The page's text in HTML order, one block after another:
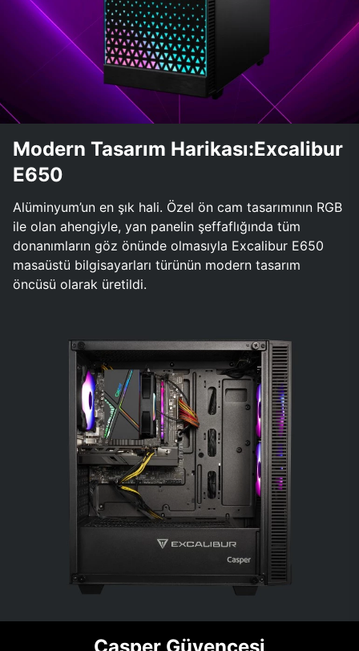
Modern Tasarım Harikası:Excalibur
E650
Alüminyum’un en şık hali. Özel ön cam tasarımının RGB
ile olan ahengiyle, yan panelin şeffaflığında tüm
donanımların göz önünde olmasıyla Excalibur E650
masaüstü bilgisayarları türünün modern tasarım
öncüsü olarak üretildi.